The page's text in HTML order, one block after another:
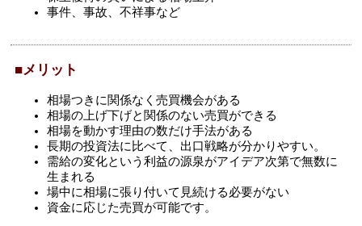
事件、事故、不祥事など
■メリット
相場つきに関係なく売買機会がある
相場の上げ下げと関係のない売買ができる
相場を動かす理由の数だけ手法がある
長期の投資法に比べて、出口戦略が分かりやすい。
需給の変化という利益の源泉がアイデア次第で無数に
生まれる
場中に相場に張り付いて見続ける必要がない
資金に応じた売買が可能です。